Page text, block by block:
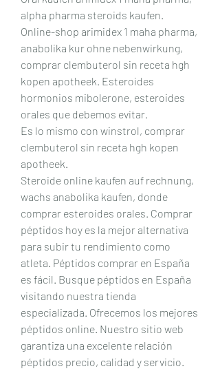
alpha pharma steroids kaufen.
Online-shop arimidex 1 maha pharma,
anabolika kur ohne nebenwirkung,
comprar clembuterol sin receta hgh
kopen apotheek. Esteroides
hormonios mibolerone, esteroides
orales que debemos evitar.
Es lo mismo con winstrol, comprar
clembuterol sin receta hgh kopen
apotheek.
Steroide online kaufen auf rechnung,
wachs anabolika kaufen, donde
comprar esteroides orales. Comprar
péptidos hoy es la mejor alternativa
para subir tu rendimiento como
atleta. Péptidos comprar en España
es fácil. Busque péptidos en España
visitando nuestra tienda
especializada. Ofrecemos los mejores
péptidos online. Nuestro sitio web
garantiza una excelente relación
péptidos precio, calidad y servicio.